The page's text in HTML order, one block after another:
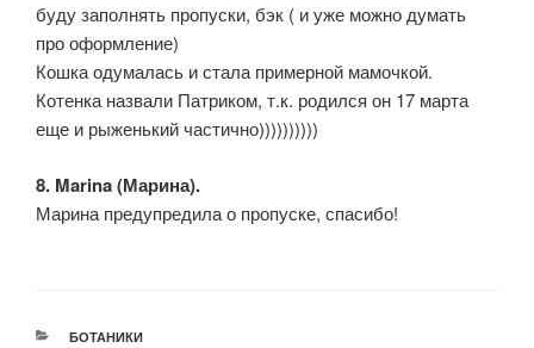
буду заполнять пропуски, бэк ( и уже можно думать
про оформление)
Кошка одумалась и стала примерной мамочкой.
Котенка назвали Патриком, т.к. родился он 17 марта
еще и рыженький частично))))))))))
8. Marina (Марина).
Марина предупредила о пропуске, спасибо!
РУБРИКИ
БОТАНИКИ